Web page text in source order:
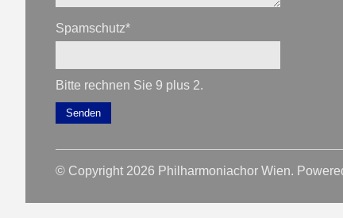
Spamschutz*
Bitte rechnen Sie 9 plus 2.
Senden
© Copyright 2026 Philharmoniachor Wien.